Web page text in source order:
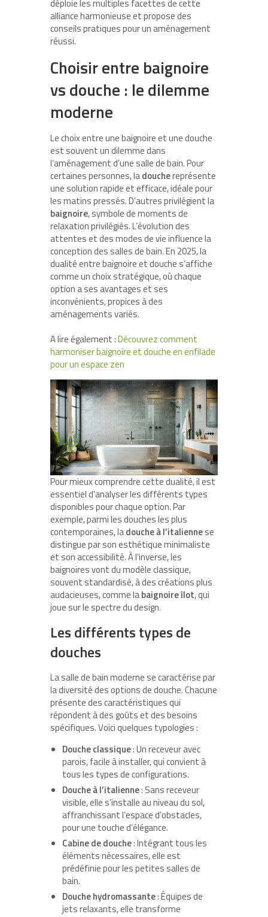
déploie les multiples facettes de cette
alliance harmonieuse et propose des
conseils pratiques pour un aménagement
réussi.
Choisir entre baignoire
vs douche : le dilemme
moderne
Le choix entre une baignoire et une douche
est souvent un dilemme dans
l’aménagement d’une salle de bain. Pour
certaines personnes, ladouchereprésente
une solution rapide et efficace, idéale pour
les matins pressés. D’autres privilégient la
baignoire, symbole de moments de
relaxation privilégiés. L’évolution des
attentes et des modes de vie influence la
conception des salles de bain. En 2025, la
dualité entre baignoire et douche s’affiche
comme un choix stratégique, où chaque
option a ses avantages et ses
inconvénients, propices à des
aménagements variés.
A lire également :Découvrez comment
harmoniser baignoire et douche en enfilade
pour un espace zen
Pour mieux comprendre cette dualité, il est
essentiel d’analyser les différents types
disponibles pour chaque option. Par
exemple, parmi les douches les plus
contemporaines, ladouche à l’italiennese
distingue par son esthétique minimaliste
et son accessibilité. À l’inverse, les
baignoires vont du modèle classique,
souvent standardisé, à des créations plus
audacieuses, comme labaignoire îlot, qui
joue sur le spectre du design.
Les différents types de
douches
La salle de bain moderne se caractérise par
la diversité des options de douche. Chacune
présente des caractéristiques qui
répondent à des goûts et des besoins
spécifiques. Voici quelques typologies :
Douche classique: Un receveur avec
parois, facile à installer, qui convient à
tous les types de configurations.
Douche à l’italienne: Sans receveur
visible, elle s’installe au niveau du sol,
affranchissant l’espace d’obstacles,
pour une touche d’élégance.
Cabine de douche: Intégrant tous les
éléments nécessaires, elle est
prédéfinie pour les petites salles de
bain.
Douche hydromassante: Équipes de
jets relaxants, elle transforme